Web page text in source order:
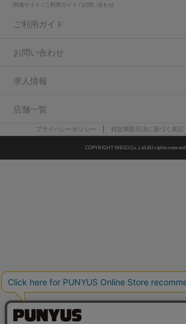
関連サイト / ご利用ガイド / お問い合わせ
ご利用ガイド
お問い合わせ
求人情報
店舗一覧
プライバシーポリシー 特定商取引法に基づく表記
COPYRIGHT WEGO.Co.,Ltd.All rights reserved